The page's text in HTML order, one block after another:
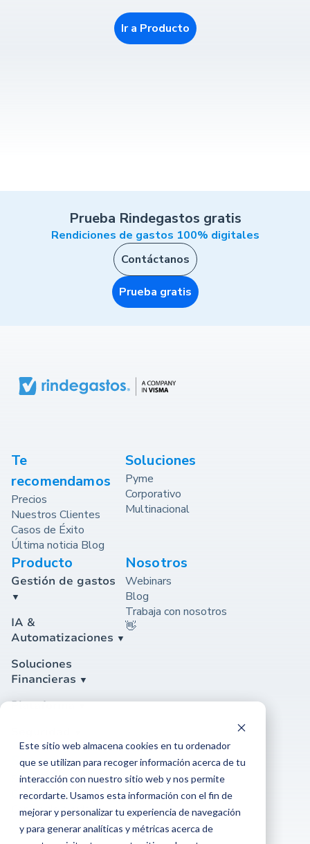
Este sitio web almacena cookies en tu ordenador
que se utilizan para recoger información acerca de tu
interacción con nuestro sitio web y nos permite
recordarte. Usamos esta información con el fin de
mejorar y personalizar tu experiencia de navegación
y para generar analíticas y métricas acerca de
Ir a Producto
Prueba Rindegastos gratis
Rendiciones de gastos 100% digitales
Contáctanos
Prueba gratis
Te
recomendamos
Precios
Nuestros Clientes
Casos de Éxito
Última noticia Blog
Soluciones
Pyme
Corporativo
Multinacional
Producto
Gestión de gastos
IA &
Automatizaciones
Soluciones
Financieras
Plataforma
Nosotros
Webinars
Blog
Trabaja con nosotros
👋
Soporte
Soporte
Contáctanos
Centro de ayuda